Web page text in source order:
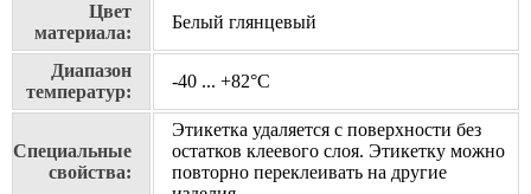
Цвет
материала:
Белый глянцевый
Диапазон
температур:
-40 ... +82°С
Специальные
свойства:
Этикетка удаляется с поверхности без
остатков клеевого слоя. Этикетку можно
повторно переклеивать на другие